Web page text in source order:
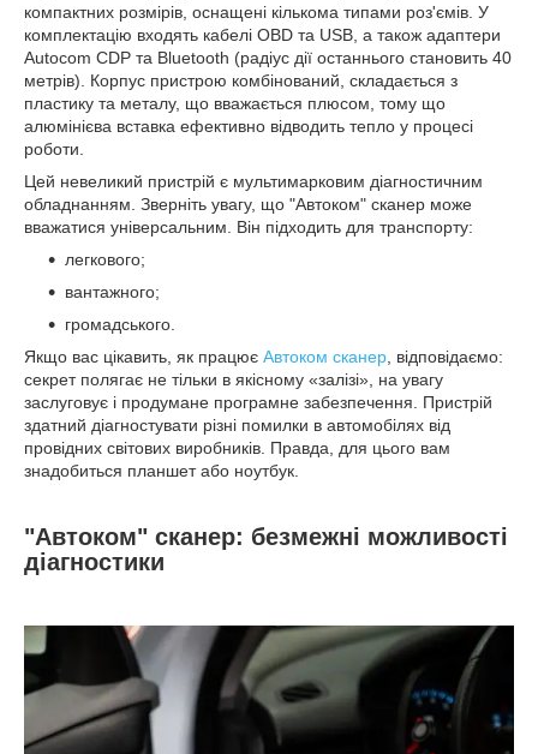
компактних розмірів, оснащені кількома типами роз'ємів. У
комплектацію входять кабелі OBD та USB, а також адаптери
Autocom CDP та Bluetooth (радіус дії останнього становить 40
метрів). Корпус пристрою комбінований, складається з
пластику та металу, що вважається плюсом, тому що
алюмінієва вставка ефективно відводить тепло у процесі
роботи.
Цей невеликий пристрій є мультимарковим діагностичним
обладнанням. Зверніть увагу, що "Автоком" сканер може
вважатися універсальним. Він підходить для транспорту:
легкового;
вантажного;
громадського.
Якщо вас цікавить, як працює Автоком сканер , відповідаємо:
секрет полягає не тільки в якісному «залізі», на увагу
заслуговує і продумане програмне забезпечення. Пристрій
здатний діагностувати різні помилки в автомобілях від
провідних світових виробників. Правда, для цього вам
знадобиться планшет або ноутбук.
"Автоком" сканер: безмежні можливості
діагностики